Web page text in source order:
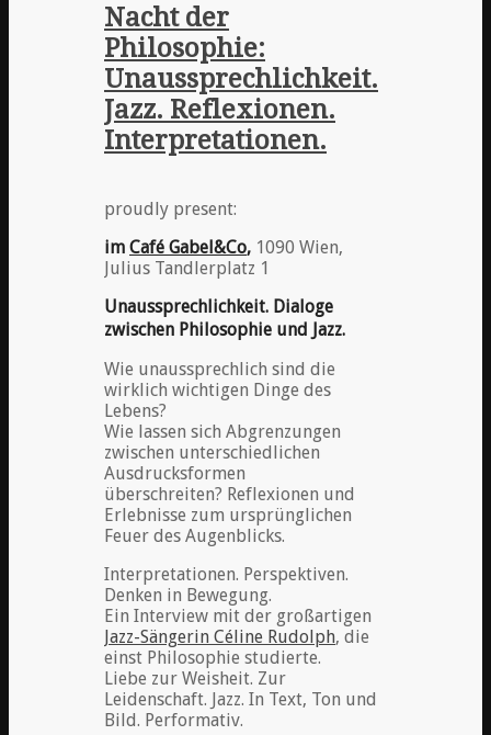
Nacht der
Philosophie:
Unaussprechlichkeit.
Jazz. Reflexionen.
Interpretationen.
proudly present:
im Café Gabel&Co, 1090 Wien,
Julius Tandlerplatz 1
Unaussprechlichkeit. Dialoge
zwischen Philosophie und Jazz.
Wie unaussprechlich sind die
wirklich wichtigen Dinge des
Lebens?
Wie lassen sich Abgrenzungen
zwischen unterschiedlichen
Ausdrucksformen
überschreiten? Reflexionen und
Erlebnisse zum ursprünglichen
Feuer des Augenblicks.
Interpretationen. Perspektiven.
Denken in Bewegung.
Ein Interview mit der großartigen
Jazz-Sängerin Céline Rudolph, die
einst Philosophie studierte.
Liebe zur Weisheit. Zur
Leidenschaft. Jazz. In Text, Ton und
Bild. Performativ.